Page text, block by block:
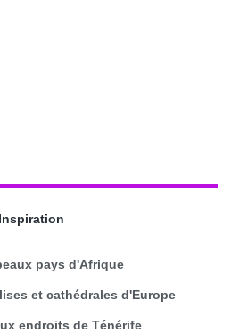
Inspiration
pays d'Afrique
et cathédrales d'Europe
endroits de Ténérife